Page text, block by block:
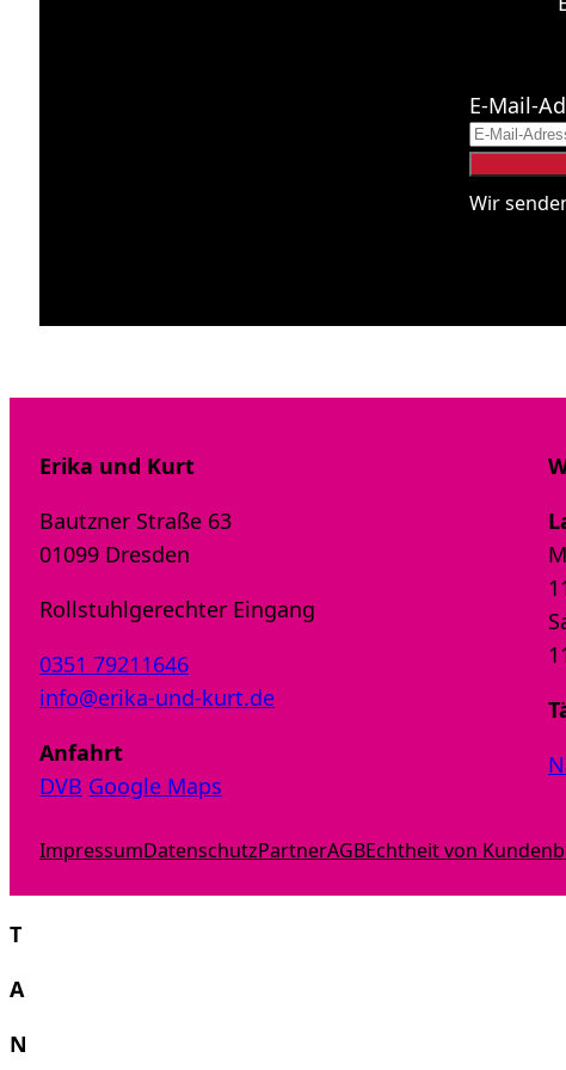
E-Mail-
Wir
Erika und Kurt
Bautzner Straße 63
01099 Dresden
Rollstuhlgerechter Eingang
0351 79211646
info@erika-und-kurt.de
Anfahrt
DVB Google Maps
ImpressumDatenschutzPartnerAGBEchtheit von
T
A
N